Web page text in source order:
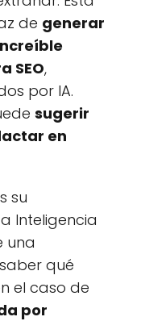
de generar
SEO,
por IA.
sugerir
en
su
Inteligencia
una
qué
el caso de
por